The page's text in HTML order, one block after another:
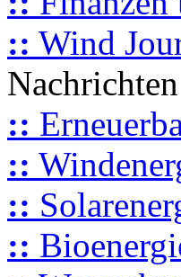
:: Wind
::
::
::
::